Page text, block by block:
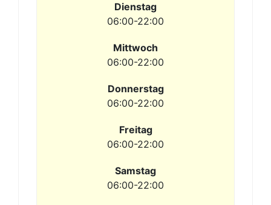
Dienstag
06:00-22:00
Mittwoch
06:00-22:00
Donnerstag
06:00-22:00
Freitag
06:00-22:00
Samstag
06:00-22:00